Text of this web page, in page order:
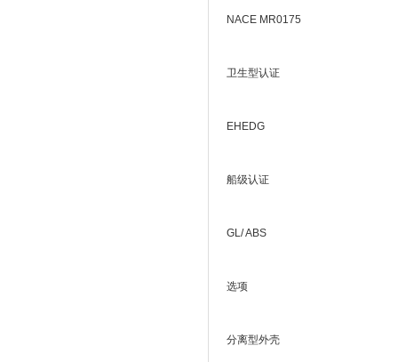
NACE MR0175
卫生型认证
EHEDG
船级认证
GL/ ABS
选项
分离型外壳